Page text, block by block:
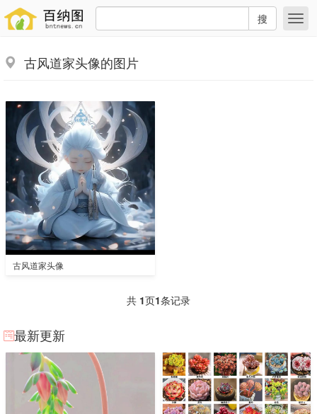
搜
古风道家头像的图片
古风道家头像
共 1页1条记录
最新更新